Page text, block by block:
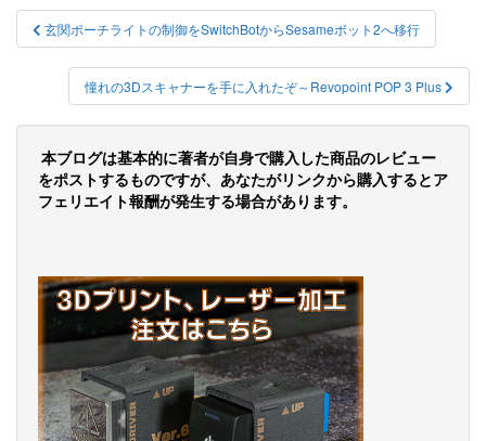
投
稿
ビ
ゲ
ー
ョ
ン
玄関ポーチライトの制御をSwitchBotからSesameボット2へ移行
憧れの3Dスキャナーを手に入れたぞ～Revopoint POP 3 Plus
本ブログは基本的に著者が自身で購入した商品のレビュー
をポストするものですが、あなたがリンクから購入するとア
フェリエイト報酬が発生する場合があります。